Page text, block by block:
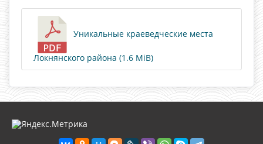
Уникальные краеведческие места
Локнянского района (1.6 MiB)